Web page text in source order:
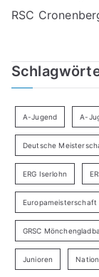
RSC
A-Jugend A-
Deutsche
ERG Iserlohn
Europameisterschaft
GRSC
Junioren